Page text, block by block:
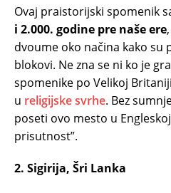
Ovaj praistorijski spomenik
i 2.000. godine pre naše ere
dvoume oko načina kako su
blokovi. Ne zna se ni ko je
spomenike po Velikoj
u religijske svrhe. Bez
poseti ovo mesto u
prisutnost”.
2. Sigirija, Šri Lanka